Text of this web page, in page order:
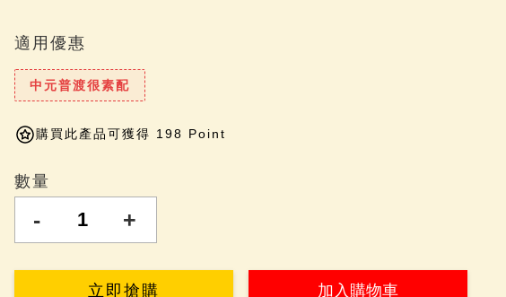
適用優惠
中元普渡很素配
購買此產品可獲得 198 Point
數量
- +
立即搶購 加入購物車